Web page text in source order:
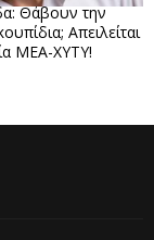
Θάβουν την
Απειλείται
ΜΕΑ-ΧΥΤΥ!